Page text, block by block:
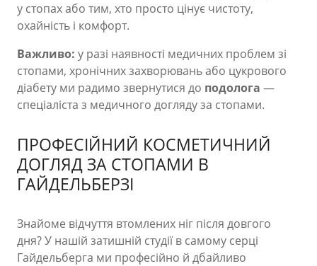
у стопах або тим, хто просто цінує чистоту,
охайність і комфорт.
Важливо: у разі наявності медичних проблем зі
стопами, хронічних захворювань або цукрового
діабету ми радимо звернутися до подолога —
спеціаліста з медичного догляду за стопами.
ПРОФЕСІЙНИЙ КОСМЕТИЧНИЙ
ДОГЛЯД ЗА СТОПАМИ В
ГАЙДЕЛЬБЕРЗІ
Знайоме відчуття втомлених ніг після довгого
дня? У нашій затишній студії в самому серці
Гайдельберга ми професійно й дбайливо